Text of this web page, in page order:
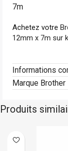
7m
Achetez votre
12mm x 7m sur
Informations
Marque Brother
Produits
En stock Brother